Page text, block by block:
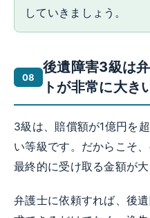
していきましょう。
後遺障害3級は
トが非常に大き
3級は、賠償額が1億円を
い等級です。だからこそ
最終的に受け取る金額が大
弁護士に依頼すれば、後